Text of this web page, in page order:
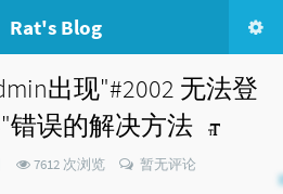
Rat's Blog
出现"#2002 无法登
错误的解决方法
7612 次浏览
暂无评论